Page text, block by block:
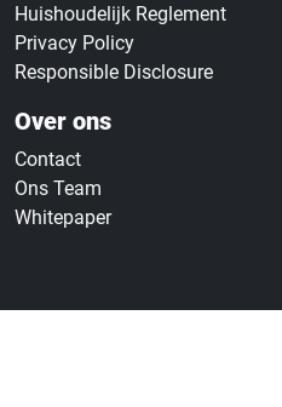
Huishoudelijk Reglement
Privacy Policy
Responsible Disclosure
Over ons
Contact
Ons Team
Whitepaper